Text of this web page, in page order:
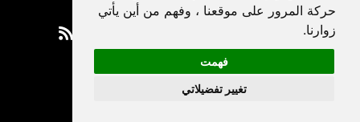
حركة المرور على موقعنا ، وفهم من أين يأتي
زوارنا.
فهمت
تغيير تفضيلاتي
Privacy Policy